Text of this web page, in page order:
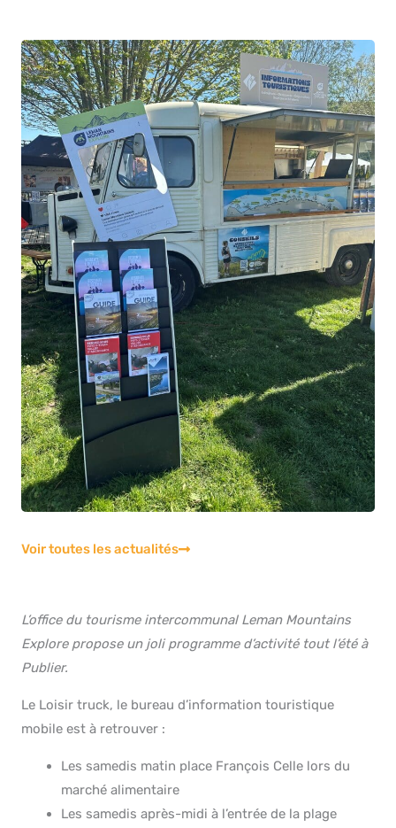
Voir toutes les actualités
L’office du tourisme intercommunal Leman Mountains
Explore propose un joli programme d’activité tout l’été à
Publier.
Le Loisir truck, le bureau d’information touristique
mobile est à retrouver :
Les samedis matin place François Celle lors du
marché alimentaire
Les samedis après-midi à l’entrée de la plage